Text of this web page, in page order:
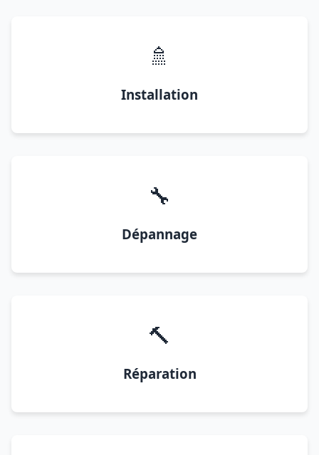
🚿
Installation
🔧
Dépannage
🔨
Réparation